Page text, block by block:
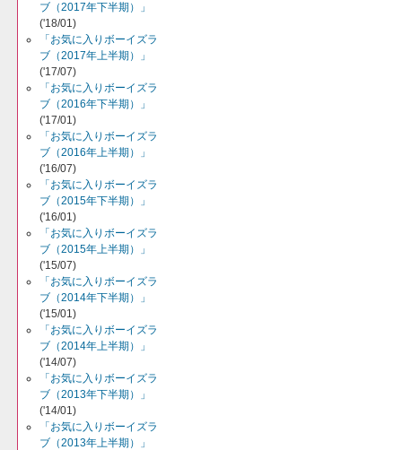
ブ（2017年下半期）」
('18/01)
「お気に入りボーイズラ
ブ（2017年上半期）」
('17/07)
「お気に入りボーイズラ
ブ（2016年下半期）」
('17/01)
「お気に入りボーイズラ
ブ（2016年上半期）」
('16/07)
「お気に入りボーイズラ
ブ（2015年下半期）」
('16/01)
「お気に入りボーイズラ
ブ（2015年上半期）」
('15/07)
「お気に入りボーイズラ
ブ（2014年下半期）」
('15/01)
「お気に入りボーイズラ
ブ（2014年上半期）」
('14/07)
「お気に入りボーイズラ
ブ（2013年下半期）」
('14/01)
「お気に入りボーイズラ
ブ（2013年上半期）」